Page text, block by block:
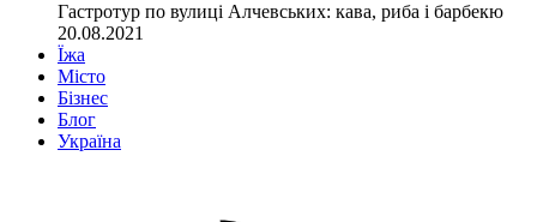
Гастротур по вулиці Алчевських: кава, риба і барбекю
20.08.2021
Їжа
Місто
Бізнес
Блог
Україна